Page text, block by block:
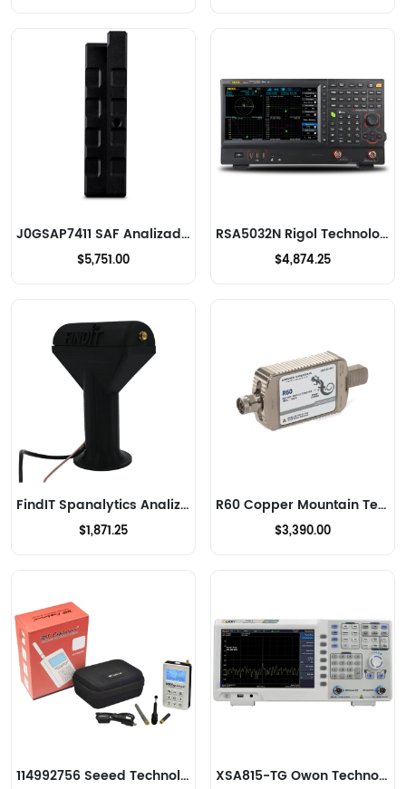
J0GSAP7411 SAF Analizadores de RF
$5,751.00
RSA5032N Rigol Technologies Analizadores de RF
$4,874.25
FindIT Spanalytics Analizadores de RF
$1,871.25
R60 Copper Mountain Technologies Analizadores de RF
$3,390.00
114992756 Seeed Technology Co., Ltd Analizadores de RF XSA815-TG Owon Technology Lilliput Electronics (USA) Inc Analizadores de RF